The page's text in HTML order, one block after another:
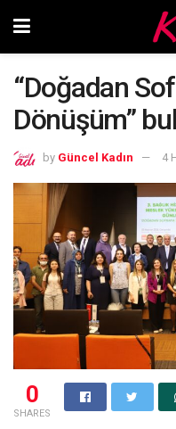
“Doğadan
Dönüşüm”
by Güncel Kadın 4
0
SHARES